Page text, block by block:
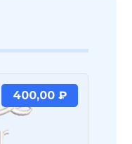
400,00 ₽